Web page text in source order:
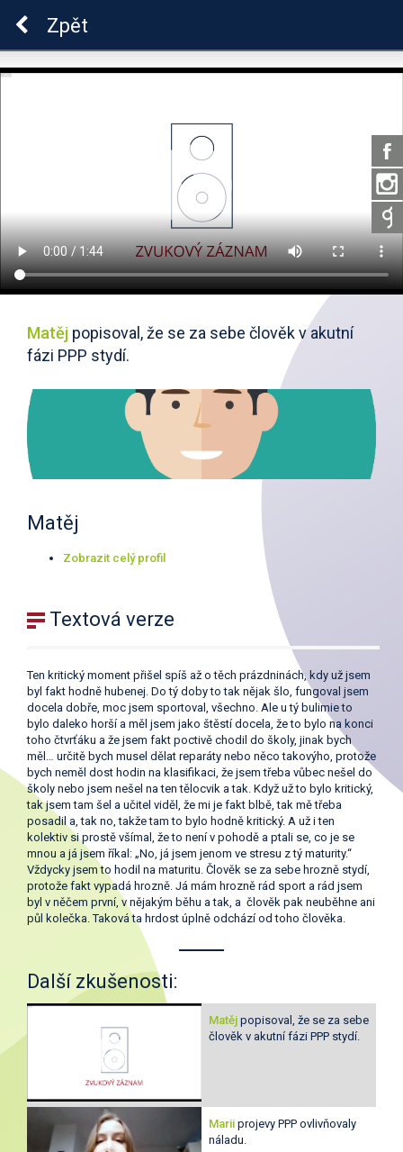
Zpět
Matěj popisoval, že se za sebe člověk v akutní
fázi PPP stydí.
Matěj
Zobrazit celý profil
Textová verze
Ten kritický moment přišel spíš až o těch prázdninách, kdy už jsem
byl fakt hodně hubenej. Do tý doby to tak nějak šlo, fungoval jsem
docela dobře, moc jsem sportoval, všechno. Ale u tý bulimie to
bylo daleko horší a měl jsem jako štěstí docela, že to bylo na konci
toho čtvrťáku a že jsem fakt poctivě chodil do školy, jinak bych
měl… určitě bych musel dělat reparáty nebo něco takovýho, protože
bych neměl dost hodin na klasifikaci, že jsem třeba vůbec nešel do
školy nebo jsem nešel na ten tělocvik a tak. Když už to bylo kritický,
tak jsem tam šel a učitel viděl, že mi je fakt blbě, tak mě třeba
posadil a, tak no, takže tam to bylo hodně kritický. A už i ten
kolektiv si prostě všímal, že to není v pohodě a ptali se, co je se
mnou a já jsem říkal: „No, já jsem jenom ve stresu z tý maturity.“
Vždycky jsem to hodil na maturitu. Člověk se za sebe hrozně stydí,
protože fakt vypadá hrozně. Já mám hrozně rád sport a rád jsem
byl v něčem první, v nějakým běhu a tak, a člověk pak neuběhne ani
půl kolečka. Taková ta hrdost úplně odchází od toho člověka.
Další zkušenosti:
Matěj popisoval, že se za sebe
člověk v akutní fázi PPP stydí.
Marii projevy PPP ovlivňovaly
náladu.